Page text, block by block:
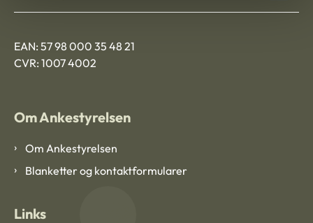
EAN: 57 98 000 35 48 21
CVR: 1007 4002
Om Ankestyrelsen
Om Ankestyrelsen
Blanketter og kontaktformularer
Links